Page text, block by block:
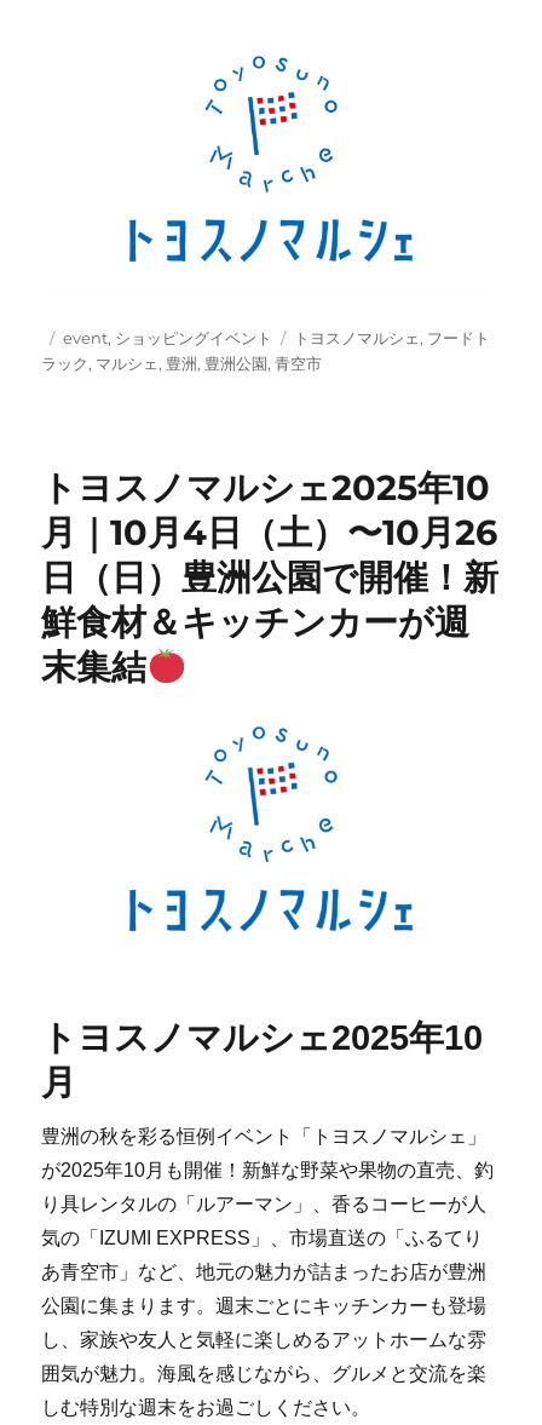
投
稿
カ
テ
event, ショッピングイベント
タ
グ
トヨスノマルシェ, フードト
ラック, マルシェ, 豊洲, 豊洲公園,青空市
トヨスノマルシェ2025年10
月｜10月4日（土）〜10月26
日（日）豊洲公園で開催！新
鮮食材＆キッチンカーが週
末集結
トヨスノマルシェ2025年10
月
豊洲の秋を彩る恒例イベント「トヨスノマルシェ」
が2025年10月も開催！新鮮な野菜や果物の直売、釣
り具レンタルの「ルアーマン」、香るコーヒーが人
気の「IZUMI EXPRESS」、市場直送の「ふるてり
あ青空市」など、地元の魅力が詰まったお店が豊洲
公園に集まります。週末ごとにキッチンカーも登場
し、家族や友人と気軽に楽しめるアットホームな雰
囲気が魅力。海風を感じながら、グルメと交流を楽
しむ特別な週末をお過ごしください。